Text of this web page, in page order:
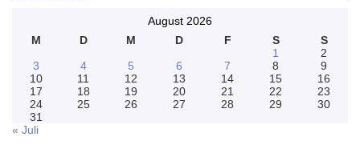
August 2026
M
D M D F S
S
1
2
3
4 5 6 7 8
9
10
11 12 13 14 15
16
17
18 19 20 21 22
23
24
25 26 27 28 29
30
31
« Juli